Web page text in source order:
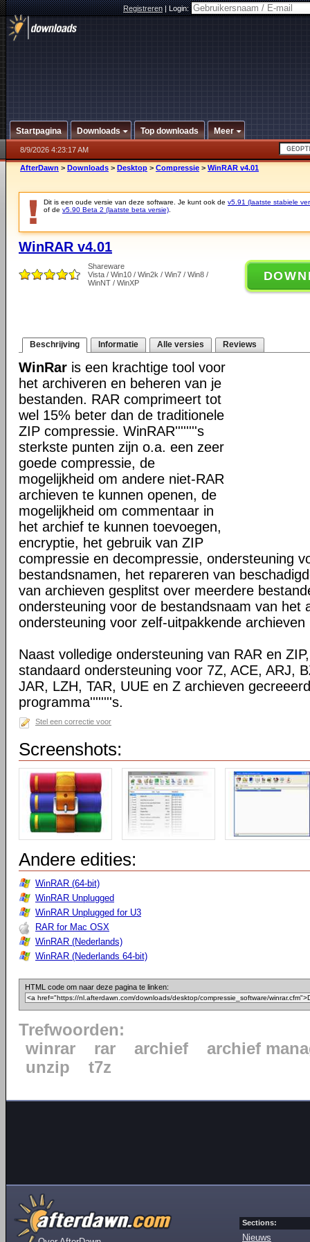
Registreren|Login:
Startpagina Downloads Top downloads Meer
8/9/2026 4:23:17 AM
AfterDawn > Downloads > Desktop > Compressie > WinRAR v4.01
Dit is een oude versie van deze software. Je kunt ook de v5.91 (laatste stabiele
of de v5.90 Beta 2 (laatste beta versie)
WinRAR v4.01
Shareware
Vista / Win10 / Win2k / Win7 / Win8 /
WinNT / WinXP
Beschrijving Informatie Alle versies Reviews
WinRar is een krachtige tool voor
het archiveren en beheren van je
bestanden. RAR comprimeert tot
wel 15% beter dan de traditionele
ZIP compressie. WinRAR''''''''s
sterkste punten zijn o.a. een zeer
goede compressie, de
mogelijkheid om andere niet-RAR
archieven te kunnen openen, de
mogelijkheid om commentaar in
het archief te kunnen toevoegen,
encryptie, het gebruik van ZIP
compressie en decompressie, ondersteuning
bestandsnamen, het repareren van
van archieven gesplitst over meerdere
ondersteuning voor de bestandsnaam van het
ondersteuning voor zelf-uitpakkende archieven
Naast volledige ondersteuning van RAR en
standaard ondersteuning voor 7Z, ACE, ARJ,
JAR, LZH, TAR, UUE en Z archieven
programma''''''''s.
Stel een correctie voor
Screenshots:
Andere edities:
WinRAR (64-bit)
WinRAR Unplugged
WinRAR Unplugged for U3
RAR for Mac OSX
WinRAR (Nederlands)
WinRAR (Nederlands 64-bit)
HTML code om naar deze pagina te linken:
Trefwoorden:
winrar
rar archief
archief
unzip
t7z
Sections:
Nieuws